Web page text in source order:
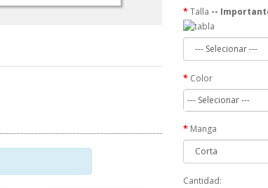
Talla --
Color
--- Selecionar ---
Manga
Cantidad: